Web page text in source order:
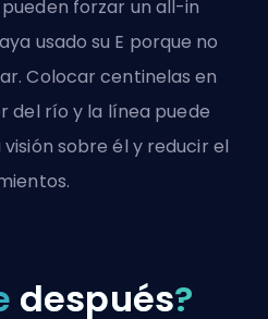
forzar un all-in
usado su E porque no
Colocar centinelas en
del río y la línea puede
sobre él y reducir el
después?